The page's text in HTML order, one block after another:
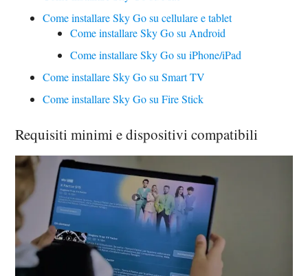
Come installare Sky Go su cellulare e tablet
Come installare Sky Go su Android
Come installare Sky Go su iPhone/iPad
Come installare Sky Go su Smart TV
Come installare Sky Go su Fire Stick
Requisiti minimi e dispositivi compatibili